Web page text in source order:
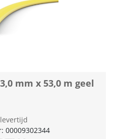
mm x 53,0 m geel
00009302344